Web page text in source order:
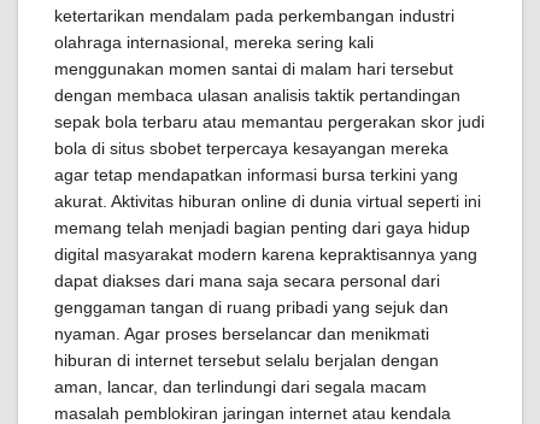
ketertarikan mendalam pada perkembangan industri
olahraga internasional, mereka sering kali
menggunakan momen santai di malam hari tersebut
dengan membaca ulasan analisis taktik pertandingan
sepak bola terbaru atau memantau pergerakan skor judi
bola di situs sbobet terpercaya kesayangan mereka
agar tetap mendapatkan informasi bursa terkini yang
akurat. Aktivitas hiburan online di dunia virtual seperti ini
memang telah menjadi bagian penting dari gaya hidup
digital masyarakat modern karena kepraktisannya yang
dapat diakses dari mana saja secara personal dari
genggaman tangan di ruang pribadi yang sejuk dan
nyaman. Agar proses berselancar dan menikmati
hiburan di internet tersebut selalu berjalan dengan
aman, lancar, dan terlindungi dari segala macam
masalah pemblokiran jaringan internet atau kendala